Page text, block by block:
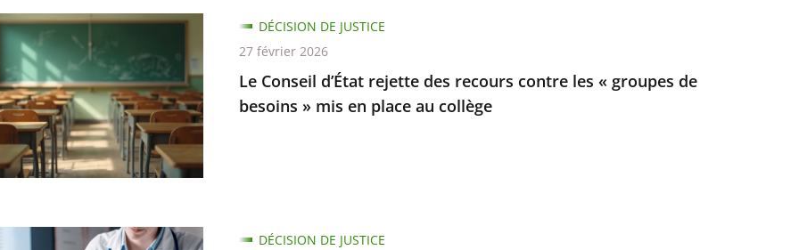
Le Conseil d’État rejette des recours contre les « groupes de
besoins » mis en place au collège
DÉCISION DE JUSTICE
27 février 2026
DÉCISION DE JUSTICE